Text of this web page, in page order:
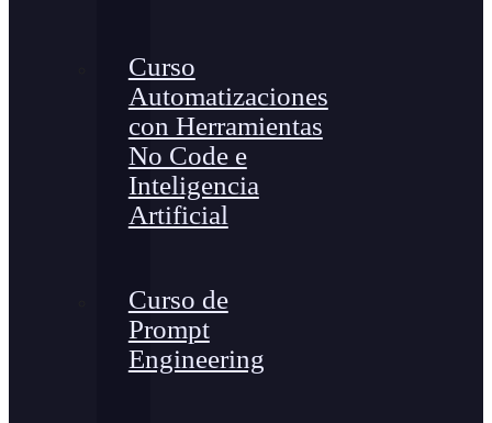
Curso
Automatizaciones
con Herramientas
No Code e
Inteligencia
Artificial
Curso de
Prompt
Engineering